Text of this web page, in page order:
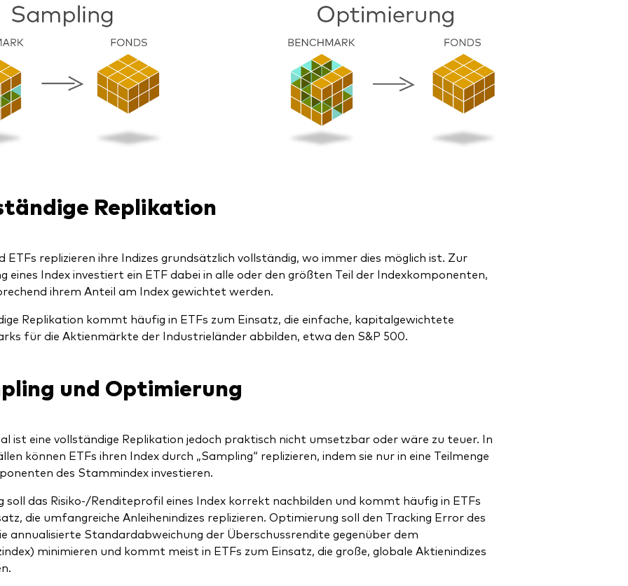
Replikation
ETFs replizieren ihre Indizes grundsätzlich vollständig, wo immer dies möglich ist. Zur
eines Index investiert ein ETF dabei in alle oder den größten Teil der Indexkomponenten,
ihrem Anteil am Index gewichtet werden.
Replikation kommt häufig in ETFs zum Einsatz, die einfache, kapitalgewichtete
für die Aktienmärkte der Industrieländer abbilden, etwa den S&P 500.
und Optimierung
ist eine vollständige Replikation jedoch praktisch nicht umsetzbar oder wäre zu teuer. In
können ETFs ihren Index durch „Sampling“ replizieren, indem sie nur in eine Teilmenge
des Stammindex investieren.
soll das Risiko-/Renditeprofil eines Index korrekt nachbilden und kommt häufig in ETFs
die umfangreiche Anleihenindizes replizieren. Optimierung soll den Tracking Error des
annualisierte Standardabweichung der Überschussrendite gegenüber dem
minimieren und kommt meist in ETFs zum Einsatz, die große, globale Aktienindizes